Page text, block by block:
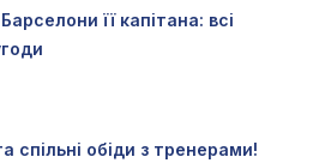
її капітана: всі
спільні обіди з тренерами!